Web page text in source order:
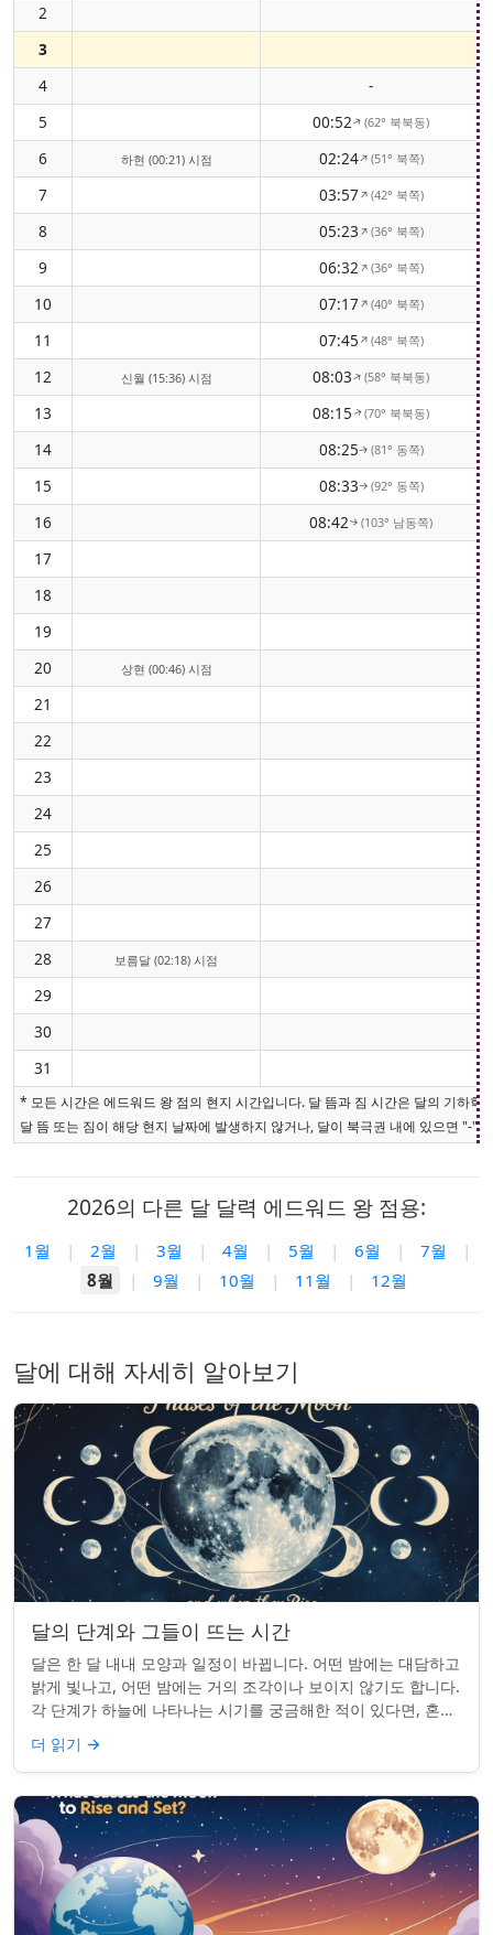
2
3
4
-
5
00:52↑(62° 북북동)
6 하현 (00:21) 시점 02:24↑(51° 북쪽)
7 03:57↑(42° 북쪽)
8 05:23↑(36° 북쪽)
9 06:32↑(36° 북쪽)
10 07:17↑(40° 북쪽)
11 07:45↑(48° 북쪽)
12 신월 (15:36) 시점 08:03↑(58° 북북동)
13 08:15↑(70° 북북동)
14 08:25↑(81° 동쪽)
15 08:33↑ (92° 동쪽)
16 08:42↑(103° 남동쪽)
17
18
19
20
상현 (00:46) 시점
21
22
23
24
25
26
27
28
보름달 (02:18) 시점
29
30
31
* 모든 시간은 에드워드 왕 점의 현지 시간입니다. 달 뜸과 짐 시간은 달의 기하
달 뜸 또는 짐이 해당 현지 날짜에 발생하지 않거나, 달이 북극권 내에 있으면 "-"
2026의 다른 달 달력 에드워드 왕 점용:
1월 | 2월 | 3월 | 4월 | 5월 | 6월 | 7월
|
8월
| 9월 | 10월 | 11월 | 12월
달에 대해 자세히 알아보기
달의 단계와 그들이 뜨는 시간
달은 한 달 내내 모양과 일정이 바뀝니다. 어떤 밤에는 대담하고
밝게 빛나고, 어떤 밤에는 거의 조각이나 보이지 않기도 합니다.
각 단계가 하늘에 나타나는 시기를 궁금해한 적이 있다면, 혼자
가 아닙니다. 사실 그 타...
더 읽기 →